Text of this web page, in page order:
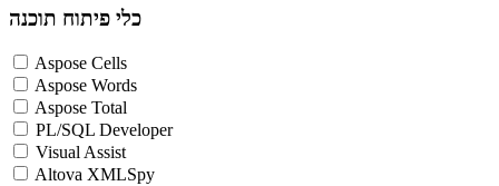
כלי פיתוח תוכנה
Aspose Cells
Aspose Words
Aspose Total
PL/SQL Developer
Visual Assist
Altova XMLSpy